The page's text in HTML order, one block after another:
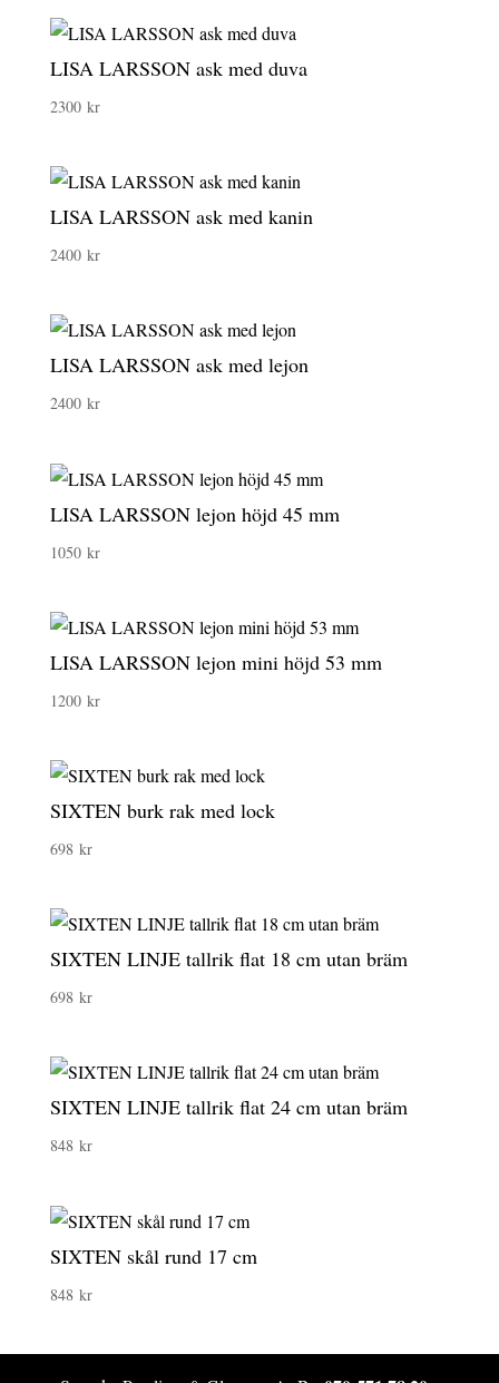
LISA LARSSON ask med duva
2300 kr
LISA LARSSON ask med kanin
2400 kr
LISA LARSSON ask med lejon
2400 kr
LISA LARSSON lejon höjd 45 mm
1050 kr
LISA LARSSON lejon mini höjd 53 mm
1200 kr
SIXTEN burk rak med lock
698 kr
SIXTEN LINJE tallrik flat 18 cm utan bräm
698 kr
SIXTEN LINJE tallrik flat 24 cm utan bräm
848 kr
SIXTEN skål rund 17 cm
848 kr